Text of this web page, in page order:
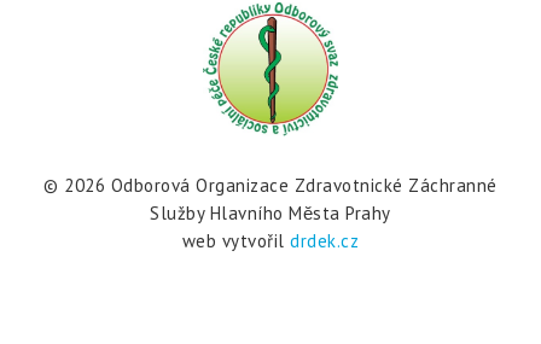
© 2026 Odborová Organizace Zdravotnické Záchranné
Služby Hlavního Mĕsta Prahy
web vytvořildrdek.cz